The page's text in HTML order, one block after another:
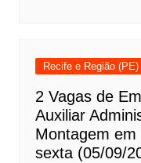
Recife e Região (PE)
2 Vagas de
Auxiliar
Montagem
sexta (05/09/